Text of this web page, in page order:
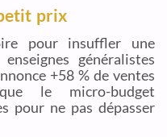
prix
pour insuffler une
généralistes
+58 % de ventes
le micro-budget
pour ne pas dépasser